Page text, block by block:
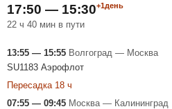
17:50 — 15:30+1день
22 ч 40 мин в пути
13:55 — 15:55 Волгоград — Москва
SU1183 Аэрофлот
Пересадка 18 ч
07:55 — 09:45 Москва — Калининград